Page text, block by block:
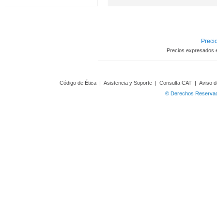
Precios expresados
Código de Ética | Asistencia y Soporte | Consulta CAT | Aviso
© Derechos